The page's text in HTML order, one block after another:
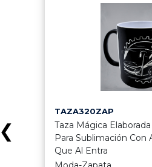
TAZA320ZAP
Taza Mágica
Para Sublimación Con
Que Al Entra